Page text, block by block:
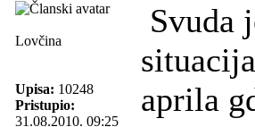
Lovčina
Upisa: 10248
Pristupio:
31.08.2010. 09:25
Svuda
aprila